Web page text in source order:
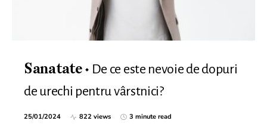
Sanatate
De ce este nevoie de dopuri
de urechi pentru vârstnici?
25/01/2024 822 views 3 minute read